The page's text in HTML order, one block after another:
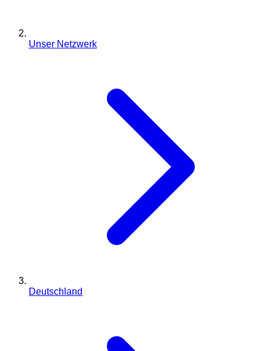
Unser Netzwerk
Deutschland